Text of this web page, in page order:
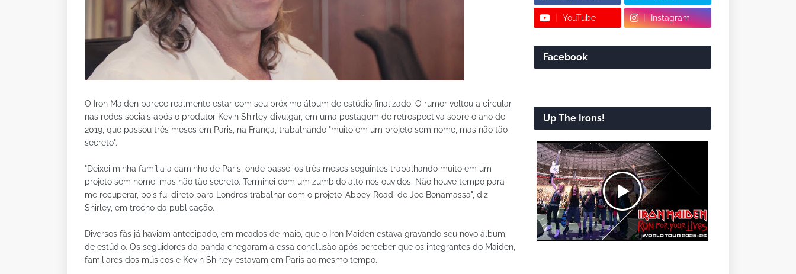
O Iron Maiden parece realmente estar com seu próximo álbum de estúdio finalizado. O rumor voltou a circular
nas redes sociais após o produtor Kevin Shirley divulgar, em uma postagem de retrospectiva sobre o ano de
2019, que passou três meses em Paris, na França, trabalhando "muito em um projeto sem nome, mas não tão
secreto".
"Deixei minha família a caminho de Paris, onde passei os três meses seguintes trabalhando muito em um
projeto sem nome, mas não tão secreto. Terminei com um zumbido alto nos ouvidos. Não houve tempo para
me recuperar, pois fui direto para Londres trabalhar com o projeto 'Abbey Road' de Joe Bonamassa", diz
Shirley, em trecho da publicação.
Diversos fãs já haviam antecipado, em meados de maio, que o Iron Maiden estava gravando seu novo álbum
de estúdio. Os seguidores da banda chegaram a essa conclusão após perceber que os integrantes do Maiden,
familiares dos músicos e Kevin Shirley estavam em Paris ao mesmo tempo.
YouTube Instagram
Facebook
Up The Irons!